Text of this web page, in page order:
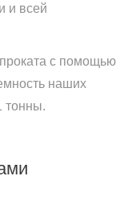
и всей
с помощью
наших
тонны.